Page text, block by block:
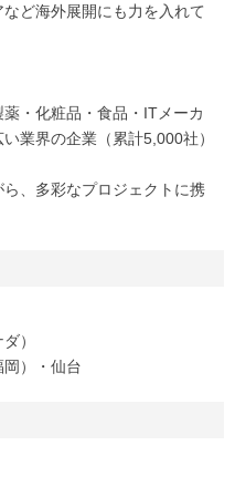
ど海外展開にも力を入れて
・化粧品・食品・ITメーカ
業界の企業（累計5,000社）
、多彩なプロジェクトに携
）
）・仙台